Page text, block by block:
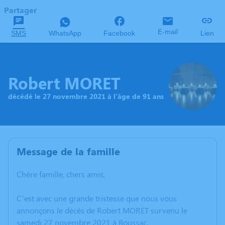
Partager
SMS WhatsApp Facebook E-mail Lien
Robert MORET
décédé le 27 novembre 2021 à l'âge de 91 ans
Message de la famille
Chère famille, chers amis,
C’est avec une grande tristesse que nous vous
annonçons le décès de Robert MORET survenu le
samedi 27 novembre 2021 à Boussac.